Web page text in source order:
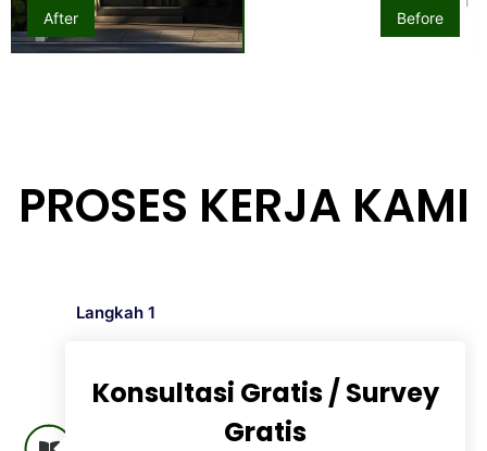
After Before
PROSES KERJA KAMI
Langkah 1
Konsultasi Gratis / Survey
Gratis